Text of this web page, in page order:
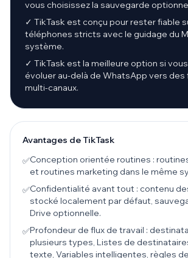
vous choisissez la sauvegarde
✓ TikTask est conçu pour rester fiable
téléphones stricts avec le guidage du
système.
✓ TikTask est la meilleure option si
évoluer au-delà de WhatsApp vers des
multi-canaux.
Avantages de TikTask
✅Conception orientée routines :
et routines marketing dans le même
✅Confidentialité avant tout : contenu
stocké localement par défaut,
Drive optionnelle.
✅Profondeur de flux de travail :
plusieurs types, Listes de
texte, Variables intelligentes, règles